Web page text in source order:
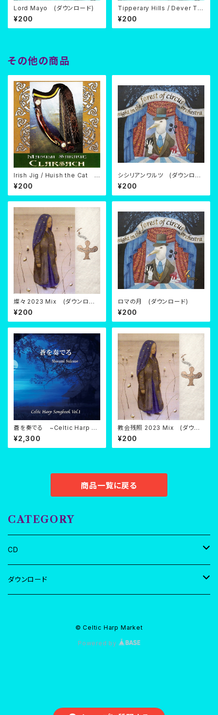
Lord Mayo (ダウンロード)
¥200
Tipperary Hills / Dever Th
e Dancer (ダウンロード)
¥200
その他の商品
Irish Jig / Huish the Cat
(ダウンロード)
¥200
シシリアンワルツ (ダウンロー
ド)
¥200
燦々 2023 Mix (ダウンロー
ド)
¥200
ロマの月 (ダウンロード)
¥200
蒼を奏でる ~Celtic Harp So
ngbook Vol.1~ (CD)
¥2,300
教会残照 2023 Mix (ダウン
ロード)
¥200
商品一覧に戻る
CATEGORY
CD
坂上真清ソロ
ダウンロード
© Celtic Harp Market
Powered by